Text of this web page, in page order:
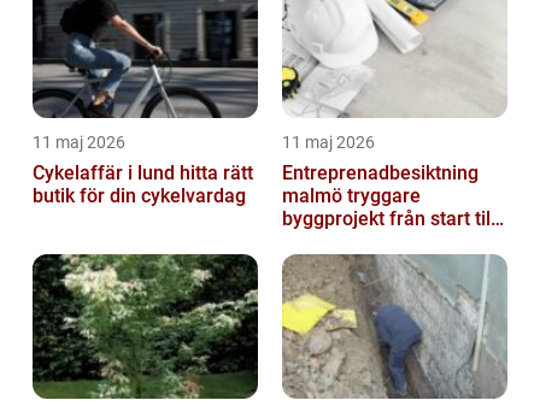
11 maj 2026
Cykelaffär i lund hitta rätt
butik för din cykelvardag
11 maj 2026
Entreprenadbesiktning
malmö tryggare
byggprojekt från start till